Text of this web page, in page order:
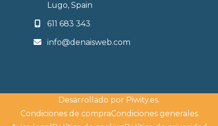
Lugo, Spain
611 683 343
info@denaisweb.com
Desarrollado por Piwity.es.
Condiciones de compraCondiciones generales